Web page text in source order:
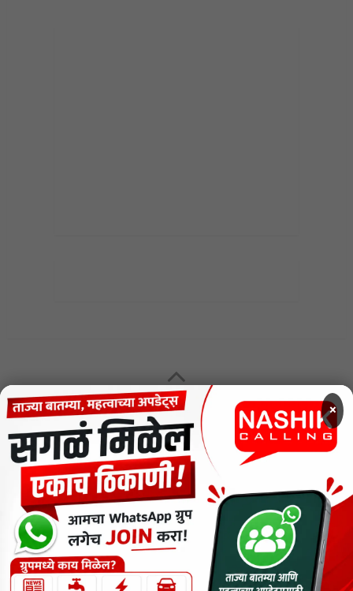
MENU
CODE OF ETHICS FOR DIGITAL NEWS WEBSITES
Contact Us
Privacy Policy
Short News
ThemeNcode PDF Viewer SC [Do not Delete]
×